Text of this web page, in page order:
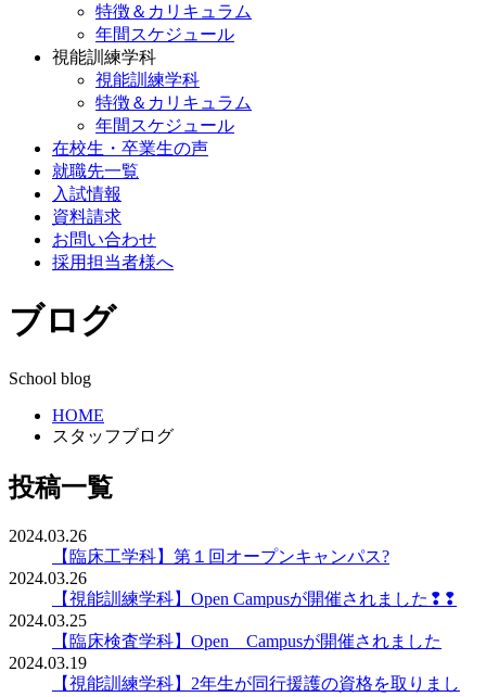
特徴＆カリキュラム
年間スケジュール
視能訓練学科
視能訓練学科
特徴＆カリキュラム
年間スケジュール
在校生・卒業生の声
就職先一覧
入試情報
資料請求
お問い合わせ
採用担当者様へ
ブログ
School blog
HOME
スタッフブログ
投稿一覧
2024.03.26
【臨床工学科】第１回オープンキャンパス?
2024.03.26
【視能訓練学科】Open Campusが開催されました❢❢
2024.03.25
【臨床検査学科】Open Campusが開催されました
2024.03.19
【視能訓練学科】2年生が同行援護の資格を取りまし